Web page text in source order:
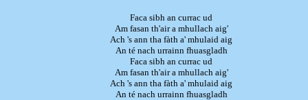
Faca sibh an currac ud
Am fasan th'air a mhullach aig'
Ach 's ann tha fàth a' mhulaid aig
An té nach urrainn fhuasgladh
Faca sibh an currac ud
Am fasan th'air a mhullach aig'
Ach 's ann tha fàth a' mhulaid aig
An té nach urrainn fhuasgladh